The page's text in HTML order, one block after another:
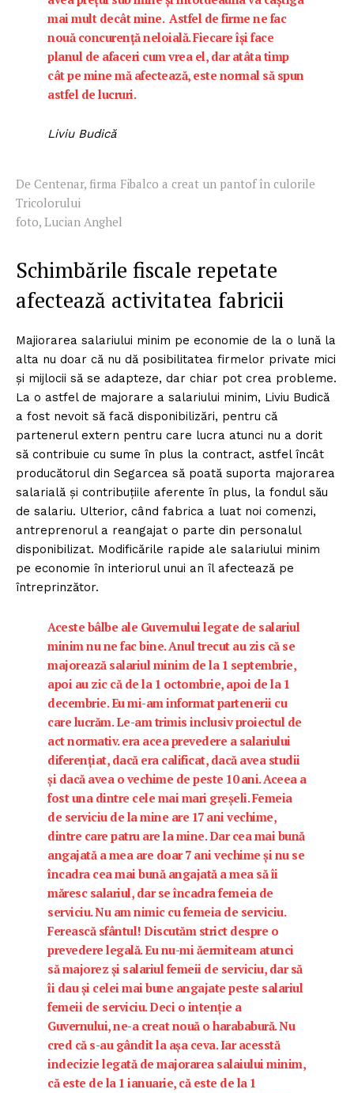
mai mult decât mine. Astfel de firme ne fac
nouă concurenţă neloială. Fiecare îşi face
planul de afaceri cum vrea el, dar atâta timp
cât pe mine mă afectează, este normal să spun
astfel de lucruri.
Liviu Budică
De Centenar, firma Fibalco a creat un pantof în culorile
Tricolorului
foto, Lucian Anghel
Schimbările fiscale repetate
afectează activitatea fabricii
Majiorarea salariului minim pe economie de la o lună la
alta nu doar că nu dă posibilitatea firmelor private mici
şi mijlocii să se adapteze, dar chiar pot crea probleme.
La o astfel de majorare a salariului minim, Liviu Budică
a fost nevoit să facă disponibilizări, pentru că
partenerul extern pentru care lucra atunci nu a dorit
să contribuie cu sume în plus la contract, astfel încât
producătorul din Segarcea să poată suporta majorarea
salarială şi contribuţiile aferente în plus, la fondul său
de salariu. Ulterior, când fabrica a luat noi comenzi,
antreprenorul a reangajat o parte din personalul
disponibilizat. Modificările rapide ale salariului minim
pe economie în interiorul unui an îl afectează pe
întreprinzător.
Aceste bâlbe ale Guvernului legate de salariul
minim nu ne fac bine. Anul trecut au zis că se
majorează salariul minim de la 1 septembrie,
apoi au zic că de la 1 octombrie, apoi de la 1
decembrie. Eu mi-am informat partenerii cu
care lucrăm. Le-am trimis inclusiv proiectul de
act normativ. era acea prevedere a salariului
diferenţiat, dacă era calificat, dacă avea studii
şi dacă avea o vechime de peste 10 ani. Aceea a
fost una dintre cele mai mari greşeli. Femeia
de serviciu de la mine are 17 ani vechime,
dintre care patru are la mine. Dar cea mai bună
angajată a mea are doar 7 ani vechime şi nu se
încadra cea mai bună angajată a mea să îi
măresc salariul, dar se încadra femeia de
serviciu. Nu am nimic cu femeia de serviciu.
Ferească sfântul! Discutăm strict despre o
prevedere legală. Eu nu-mi ăermiteam atunci
să majorez şi salariul femeii de serviciu, dar să
îi dau şi celei mai bune angajate peste salariul
femeii de serviciu. Deci o intenţie a
Guvernului, ne-a creat nouă o harababură. Nu
cred că s-au gândit la aşa ceva. Iar acesstă
indecizie legată de majorarea salaiului minim,
că este de la 1 ianuarie, că este de la 1